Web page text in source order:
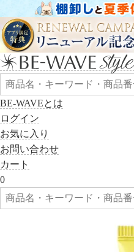
BE-WAVEとは
ログイン
お気に入り
お問い合わせ
カート
0